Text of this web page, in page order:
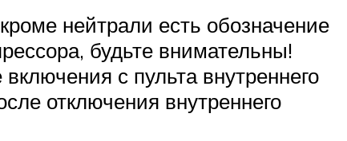
нейтрали есть обозначение
будьте внимательны!
с пульта внутреннего
отключения внутреннего